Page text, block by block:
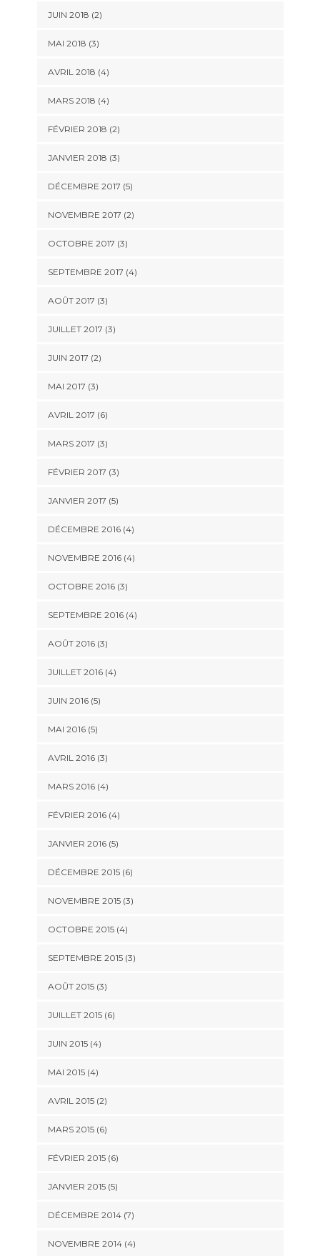
JUIN 2018 (2)
MAI 2018 (3)
AVRIL 2018 (4)
MARS 2018 (4)
FÉVRIER 2018 (2)
JANVIER 2018 (3)
DÉCEMBRE 2017 (5)
NOVEMBRE 2017 (2)
OCTOBRE 2017 (3)
SEPTEMBRE 2017 (4)
AOÛT 2017 (3)
JUILLET 2017 (3)
JUIN 2017 (2)
MAI 2017 (3)
AVRIL 2017 (6)
MARS 2017 (3)
FÉVRIER 2017 (3)
JANVIER 2017 (5)
DÉCEMBRE 2016(4)
NOVEMBRE 2016(4)
OCTOBRE 2016(3)
SEPTEMBRE 2016(4)
AOÛT 2016(3)
JUILLET 2016(4)
JUIN 2016(5)
MAI 2016(5)
AVRIL 2016(3)
MARS 2016(4)
FÉVRIER 2016(4)
JANVIER 2016(5)
DÉCEMBRE 2015(6)
NOVEMBRE 2015(3)
OCTOBRE 2015(4)
SEPTEMBRE 2015(3)
AOÛT 2015(3)
JUILLET 2015(6)
JUIN 2015(4)
MAI 2015(4)
AVRIL 2015(2)
MARS 2015(6)
FÉVRIER 2015(6)
JANVIER 2015(5)
DÉCEMBRE 2014(7)
NOVEMBRE 2014(4)